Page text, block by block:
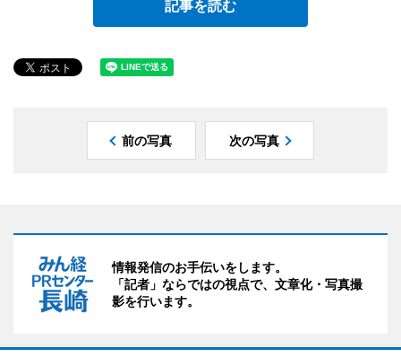
記事を読む
前の写真 次の写真
情報発信のお手伝いをします。
「記者」ならではの視点で、文章化・写真撮
影を行います。